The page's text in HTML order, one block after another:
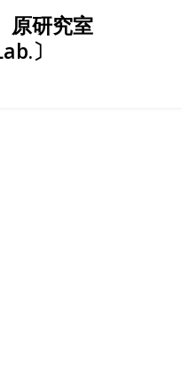
研究室
〕